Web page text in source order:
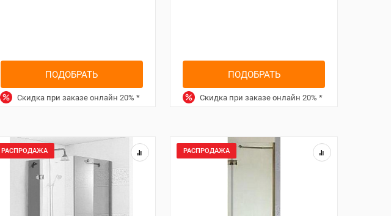
ПОДОБРАТЬ
Скидка при заказе онлайн20%*
ПОДОБРАТЬ
Скидка при заказе онлайн 20% *
РАСПРОДАЖА РАСПРОДАЖА